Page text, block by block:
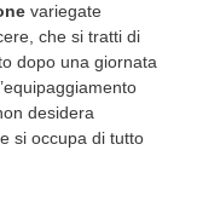
variegate
che si tratti di
dopo una giornata
desidera
si occupa di tutto